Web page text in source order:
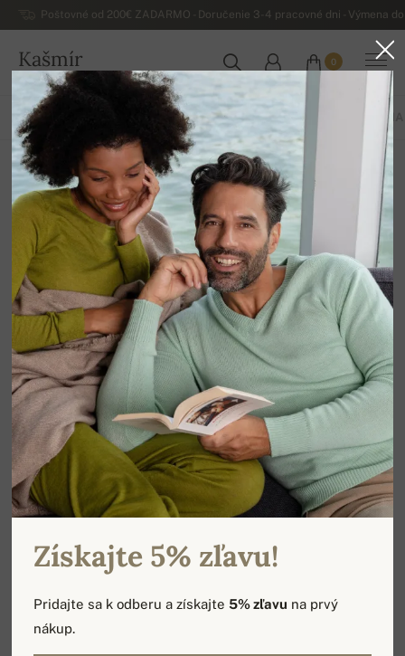
Poštovné od 200€ ZADARMO - Doručenie 3-4 pracovné dni - Výmena
Kašmír
SLOVENSKO
0
Homewear
12 Zoradiť Filter
VŠETKO EXKLUZÍVNA 2026 ZÁKLADNÁ KOLEKCIA
Získajte 5% zľavu!
Pridajte sa k odberu a získajte5% zľavu na prvý
nákup.